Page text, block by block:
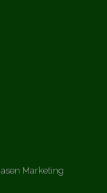
Marketing